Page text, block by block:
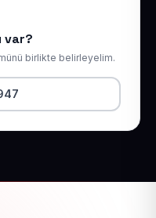
var?
birlikte belirleyelim.